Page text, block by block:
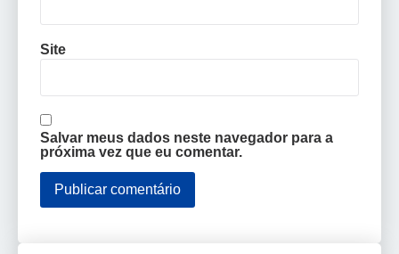
Site
Salvar meus dados neste navegador para a
próxima vez que eu comentar.